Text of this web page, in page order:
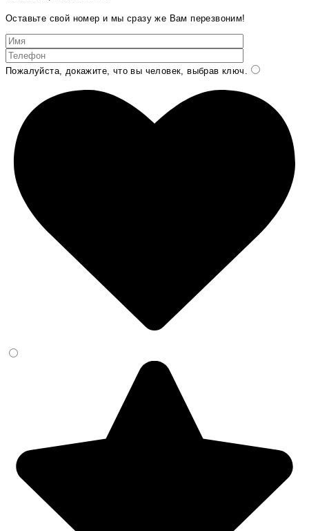
Оставьте свой номер и мы сразу же Вам перезвоним!
Пожалуйста, докажите, что вы человек, выбрав ключ